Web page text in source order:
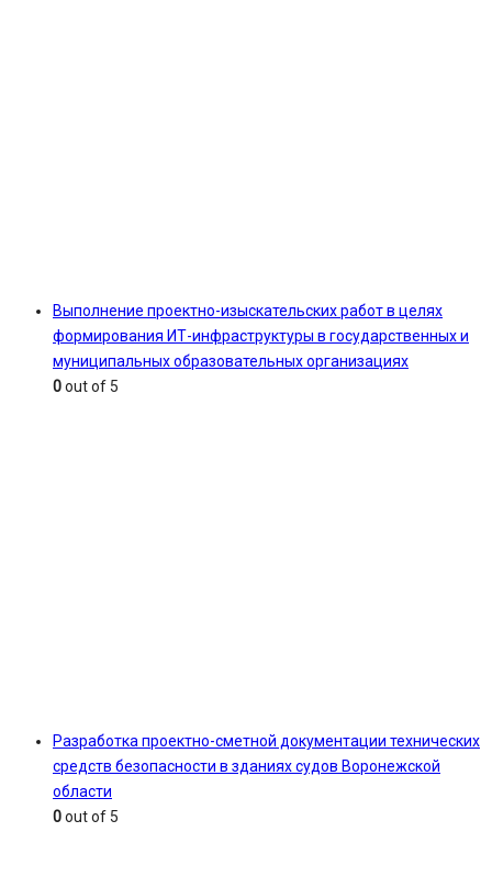
Выполнение проектно-изыскательских работ в целях
формирования ИТ-инфраструктуры в государственных и
муниципальных образовательных организациях
0out of 5
Разработка проектно-сметной документации технических
средств безопасности в зданиях судов Воронежской
области
0out of 5